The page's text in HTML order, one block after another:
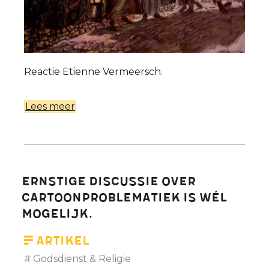
Reactie Etienne Vermeersch.
Lees meer
evangelie?
Ernstige discussie over
cartoonproblematiek is wél
mogelijk.
Artikel
Godsdienst & Religie